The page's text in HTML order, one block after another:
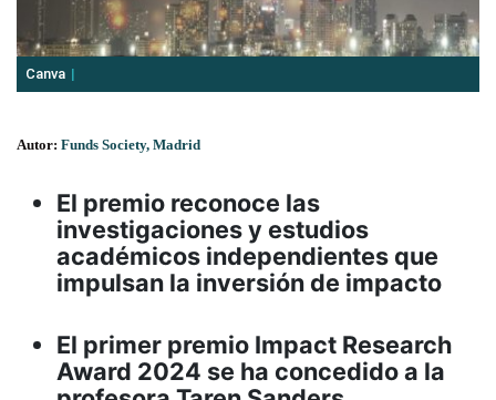
Canva
Autor: Funds Society, Madrid
El premio reconoce las
investigaciones y estudios
académicos independientes que
impulsan la inversión de impacto
El primer premio Impact Research
Award 2024 se ha concedido a la